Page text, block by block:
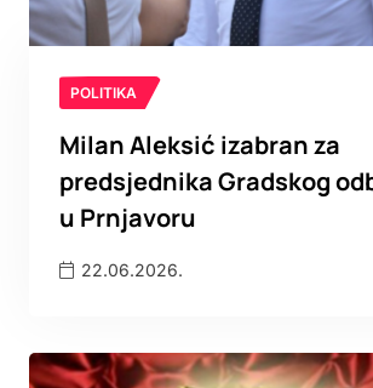
POLITIKA
Milan Aleksić izabran za
predsjednika Gradskog
u Prnjavoru
22.06.2026.